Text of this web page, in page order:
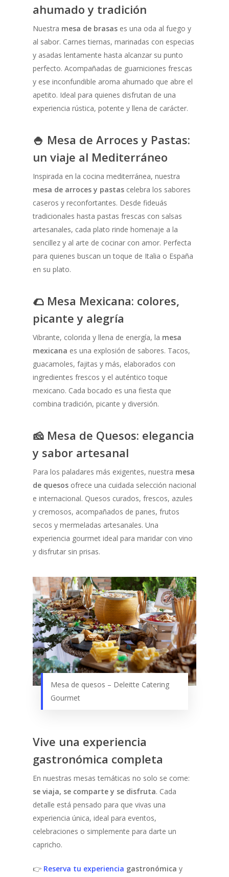
ahumado y tradición
Nuestra mesa de brasas es una oda al fuego y
al sabor. Carnes tiernas, marinadas con especias
y asadas lentamente hasta alcanzar su punto
perfecto. Acompañadas de guarniciones frescas
y ese inconfundible aroma ahumado que abre el
apetito. Ideal para quienes disfrutan de una
experiencia rústica, potente y llena de carácter.
🍚 Mesa de Arroces y Pastas:
un viaje al Mediterráneo
Inspirada en la cocina mediterránea, nuestra
mesa de arroces y pastas celebra los sabores
caseros y reconfortantes. Desde fideuás
tradicionales hasta pastas frescas con salsas
artesanales, cada plato rinde homenaje a la
sencillez y al arte de cocinar con amor. Perfecta
para quienes buscan un toque de Italia o España
en su plato.
🌮 Mesa Mexicana: colores,
picante y alegría
Vibrante, colorida y llena de energía, la mesa
mexicana es una explosión de sabores. Tacos,
guacamoles, fajitas y más, elaborados con
ingredientes frescos y el auténtico toque
mexicano. Cada bocado es una fiesta que
combina tradición, picante y diversión.
🧀 Mesa de Quesos: elegancia
y sabor artesanal
Para los paladares más exigentes, nuestra mesa
de quesos ofrece una cuidada selección nacional
e internacional. Quesos curados, frescos, azules
y cremosos, acompañados de panes, frutos
secos y mermeladas artesanales. Una
experiencia gourmet ideal para maridar con vino
y disfrutar sin prisas.
Mesa de quesos – Deleitte Catering
Gourmet
Vive una experiencia
gastronómica completa
En nuestras mesas temáticas no solo se come:
se viaja, se comparte y se disfruta. Cada
detalle está pensado para que vivas una
experiencia única, ideal para eventos,
celebraciones o simplemente para darte un
capricho.
👉 Reserva tu experiencia gastronómica y